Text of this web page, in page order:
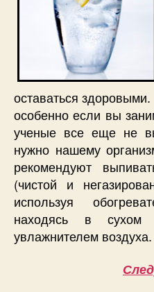
оставаться
особенно если вы
ученые все еще не
нужно нашему
рекомендуют
(чистой и
используя
находясь в сухом
увлажнителем воздуха.